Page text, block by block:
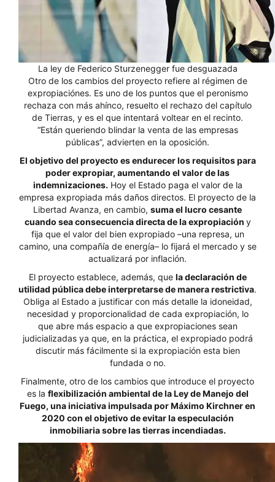
La ley de Federico Sturzenegger fue desguazada
Otro de los cambios del proyecto refiere al régimen de
expropiaciónes. Es uno de los puntos que el peronismo
rechaza con más ahínco, resuelto el rechazo del capítulo
de Tierras, y es el que intentará voltear en el recinto.
“Están queriendo blindar la venta de las empresas
públicas”, advierten en la oposición.
El objetivo del proyecto es endurecer los requisitos para
poder expropiar, aumentando el valor de las
indemnizaciones. Hoy el Estado paga el valor de la
empresa expropiada más daños directos. El proyecto de la
Libertad Avanza, en cambio, suma el lucro cesante
cuando sea consecuencia directa de la expropiación y
fija que el valor del bien expropiado –una represa, un
camino, una compañía de energía– lo fijará el mercado y se
actualizará por inflación.
El proyecto establece, además, que la declaración de
utilidad pública debe interpretarse de manera restrictiva.
Obliga al Estado a justificar con más detalle la idoneidad,
necesidad y proporcionalidad de cada expropiación, lo
que abre más espacio a que expropiaciones sean
judicializadas ya que, en la práctica, el expropiado podrá
discutir más fácilmente si la expropiación esta bien
fundada o no.
Finalmente, otro de los cambios que introduce el proyecto
es la flexibilización ambiental de la Ley de Manejo del
Fuego, una iniciativa impulsada por Máximo Kirchner en
2020 con el objetivo de evitar la especulación
inmobiliaria sobre las tierras incendiadas.